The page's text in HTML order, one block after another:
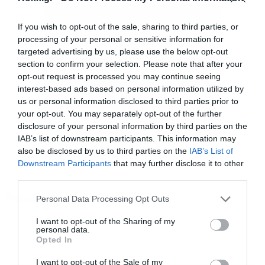
If you wish to opt-out of the sale, sharing to third parties, or
processing of your personal or sensitive information for
targeted advertising by us, please use the below opt-out
section to confirm your selection. Please note that after your
opt-out request is processed you may continue seeing
interest-based ads based on personal information utilized by
us or personal information disclosed to third parties prior to
your opt-out. You may separately opt-out of the further
disclosure of your personal information by third parties on the
IAB’s list of downstream participants. This information may
also be disclosed by us to third parties on the IAB’s List of
Downstream Participants that may further disclose it to other
Please note that this website/app uses one or more Google
not limited to your visit or usage behaviour. You may click to
grant or deny consent to Google and its third-party tags to
use your data for below specified purposes in below Google
consent section.
Personal Data Processing Opt Outs
I want to opt-out of the Sharing of my
personal data.
Opted In
I want to opt-out of the Sale of my
Σε αυτό το πλαίσιο, η Αρχή Ανταγωνισμού και
Αγορών του Ηνωμένου Βασιλείου ανακοίνωσε
στις 18 Νοεμβρίου ότι ξεκινά έρευνα για τις
συγκεκριμένες εταιρείες και άλλες έξι,
προκειμένου να εξετάσει αν έχουν παραβιαστεί
οι νόμοι προστασίας καταναλωτή.
Τα κυβερνητικά σχέδια, που αναμένεται να
ανακοινωθούν αυτή την εβδομάδα και
του Βασιλιά,θα περιλαμβάνουν για πρώτη
φορά κανονισμούς και για τους πωλητές
TICKETS